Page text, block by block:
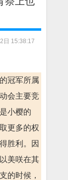
日 15:38:17
冠军所属
会主要竞
小樱的
更多的权
胜利。因
美咲在其
的时候，